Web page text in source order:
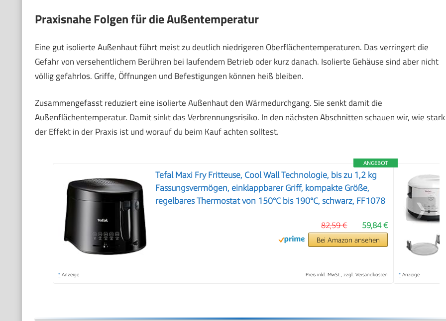
Praxisnahe Folgen für die Außentemperatur
Eine gut isolierte Außenhaut führt meist zu deutlich niedrigeren Oberflächentemperaturen. Das verringert die
Gefahr von versehentlichem Berühren bei laufendem Betrieb oder kurz danach. Isolierte Gehäuse sind aber nicht
völlig gefahrlos. Griffe, Öffnungen und Befestigungen können heiß bleiben.
Zusammengefasst reduziert eine isolierte Außenhaut den Wärmedurchgang. Sie senkt damit die
Außenflächentemperatur. Damit sinkt das Verbrennungsrisiko. In den nächsten Abschnitten schauen wir, wie stark
der Effekt in der Praxis ist und worauf du beim Kauf achten solltest.
ANGEBOT
Tefal Maxi Fry Fritteuse, Cool Wall Technologie, bis zu 1,2 kg
Fassungsvermögen, einklappbarer Griff, kompakte Größe,
regelbares Thermostat von 150°C bis 190°C, schwarz, FF1078
59,84 €
82,59 €
Bei Amazon ansehen
* Anzeige Preis inkl. MwSt., zzgl. Versandkosten * Anzeige
❯